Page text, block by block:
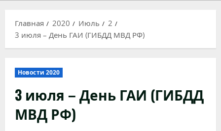
Главная
2020 Июль
2
3 июля – День ГАИ (ГИБДД МВД РФ)
Новости 2020
3 июля – День ГАИ (ГИБДД
МВД РФ)